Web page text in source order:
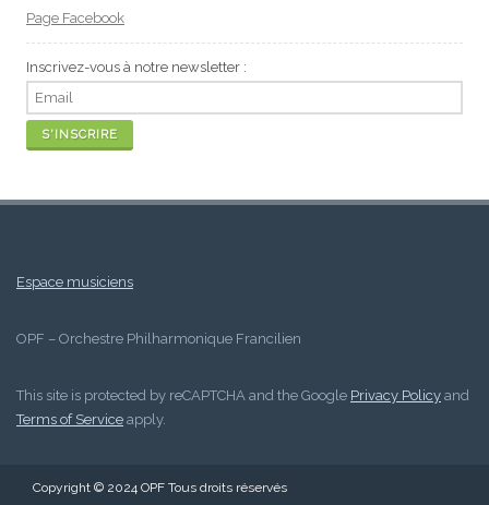
Page Facebook
Inscrivez-vous à notre newsletter :
Espace musiciens
OPF – Orchestre Philharmonique Francilien
This site is protected by reCAPTCHA and the Google Privacy Policy and
Terms of Service apply.
Copyright © 2024 OPF Tous droits réservés